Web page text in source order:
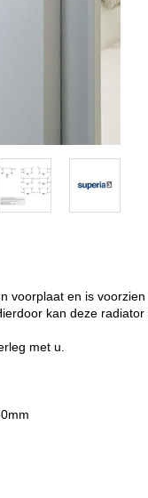
voorplaat en is
kan deze
met u.